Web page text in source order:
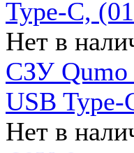
Type-C,
Нет в
СЗУ Qumo
USB Type-
Нет в